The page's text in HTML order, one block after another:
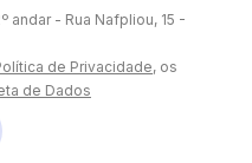
andar - Rua Nafpliou, 15 -
de Privacidade, os
de Dados